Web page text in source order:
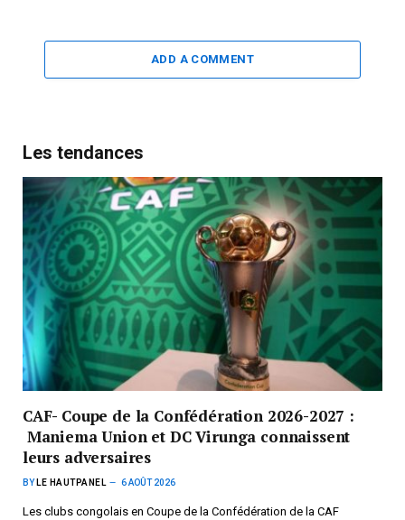
ADD A COMMENT
Les tendances
CAF- Coupe de la Confédération 2026-2027 :
Maniema Union et DC Virunga connaissent
leurs adversaires
BY LE HAUTPANEL 6 AOÛT 2026
Les clubs congolais en Coupe de la Confédération de la CAF